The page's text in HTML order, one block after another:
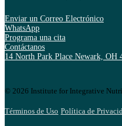
Enviar un Correo Electrónico
WhatsApp
Programa una cita
Contáctanos
14 North Park Place Newark, OH
© 2026 Institute for Integrative
Términos de Uso Política de